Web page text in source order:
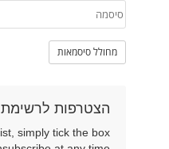
מחולל סיסמאות
הצטרפות לרשימת
simply tick the box